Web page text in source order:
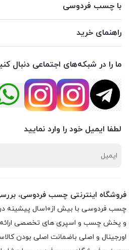
با چسب فردوسی
راهنمای خرید
ما را در شبکه‌های اجتماعی دنبال
لطفا ایمیل خود را وارد نمایید
فروشگاه اینترنتی چسب فردوسی،
چسب فردوسی با بیش
و پخش چسب و اسپری های تخصصی ارائه
اورجینال و اصلی باضمانت اصلی بودن